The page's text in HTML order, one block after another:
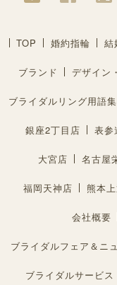
TOP 婚約指輪 結
ブランド デザイン
ブライダルリング用語集
銀座2丁目店 表参
大宮店 名古屋
福岡天神店 熊本
会社概要
ブライダルフェア＆ニ
ブライダルサービス